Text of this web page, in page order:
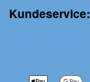
Kundeservice: